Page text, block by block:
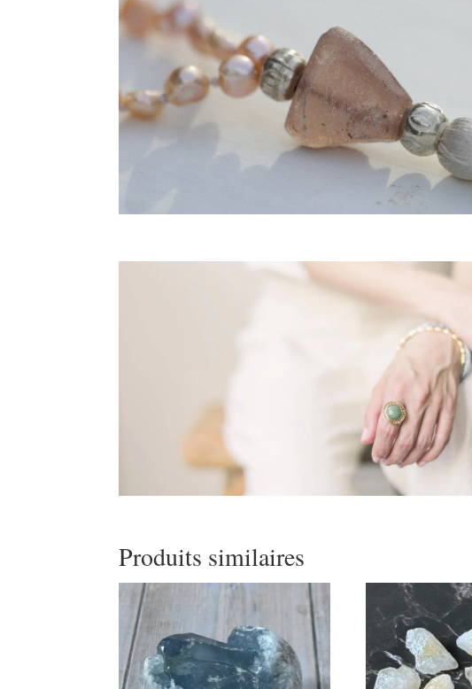
Produits similaires